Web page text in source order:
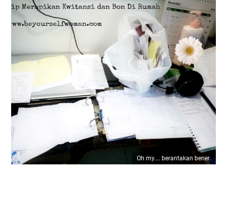
Oh my.... berantakan bener.